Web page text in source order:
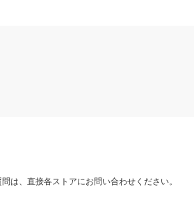
は、直接各ストアにお問い合わせください。